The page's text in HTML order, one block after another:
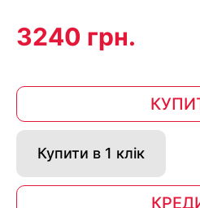
3240 грн.
Купити в 1 клік